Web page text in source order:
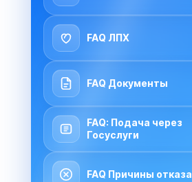
FAQ ЛПХ
FAQ Документы
FAQ: Подача через
Госуслуги
FAQ Причины отказа